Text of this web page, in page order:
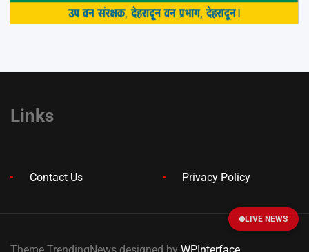
Links
Contact Us Privacy Policy
Theme TrendingNews designed by WPInterface
LIVE NEWS